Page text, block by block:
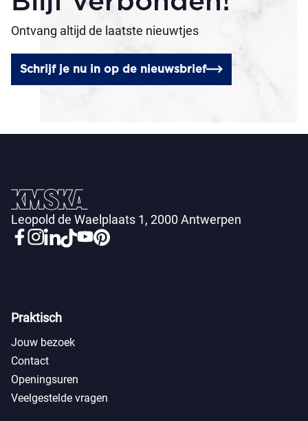
Ontvang altijd de laatste nieuwtjes
Schrijf je nu in op de nieuwsbrief
Leopold de Waelplaats 1, 2000 Antwerpen
Praktisch
Jouw bezoek
Contact
Openingsuren
Veelgestelde vragen